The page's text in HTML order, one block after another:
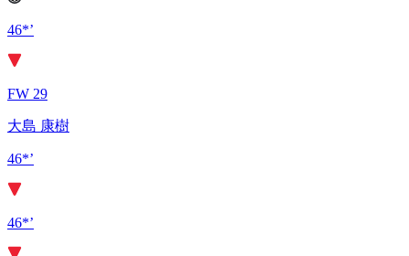
46*’
FW 29
大島 康樹
46*’
46*’